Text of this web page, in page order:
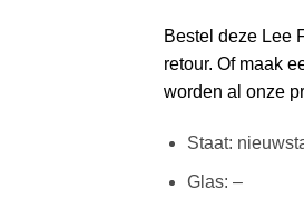
Bestel deze Lee
retour. Of maak
worden al onze
Staat:
Glas: –